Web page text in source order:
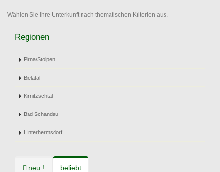
Wählen Sie Ihre Unterkunft nach thematischen Kriterien aus.
Regionen
Pirna/Stolpen
Bielatal
Kirnitzschtal
Bad Schandau
Hinterhermsdorf
neu ! beliebt